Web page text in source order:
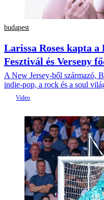
budapest
Larissa Roses kapta a
Fesztivál és Verseny
A New Jersey-ből származó,
indie-pop, a rock és a soul